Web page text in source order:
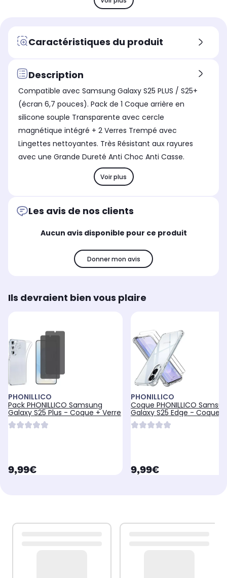
Marque compatible
Samsung
Samsung Galaxy S25 Plus
Coloris extérieur
Transparent
Marque compatible
Samsung
Coloris extérieur
Transparent
Caractéristiques du produit
Description
Compatible avec Samsung Galaxy S25 PLUS / S25+
(écran 6,7 pouces). Pack de 1 Coque arrière en
silicone souple Transparente avec cercle
magnétique intégré + 2 Verres Trempé avec
Lingettes nettoyantes. Très Résistant aux rayures
avec une Grande Dureté Anti Choc Anti Casse.
Voir plus
Les avis de nos clients
Aucun avis disponible pour ce produit
Donner mon avis
Ils devraient bien vous plaire
PHONILLICO
Pack PHONILLICO Samsung
Galaxy S25 Plus - Coque + Verre
currentPrice
9,99€
PHONILLICO
Coque PHONILLICO
Galaxy S25 Edge - Coque +
Verre
currentPrice
9,99€